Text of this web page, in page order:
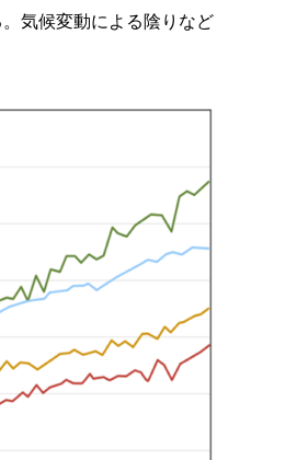
気候変動による陰りなど